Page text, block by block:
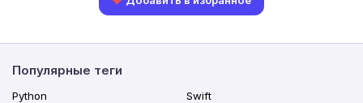
Популярные теги
Python
Swift